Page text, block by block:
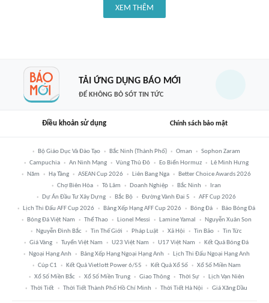
XEM THÊM
TẢI ỨNG DỤNG BÁO MỚI
ĐỂ KHÔNG BỎ SÓT TIN TỨC
Điều khoản sử dụng Chính sách bảo mật
Bộ Giáo Dục Và Đào Tạo Bắc Ninh (thành Phố) Oman
Sophon Zaram
Campuchia
An Ninh Mạng Vùng Thủ Đô Eo Biển Hormuz
Lê Minh Hưng
Năm
Hạ Tầng ASEAN Cup 2026 Liên Bang Nga
Better Choice Awards 2026
Chợ Biên Hòa
Tô Lâm Doanh Nghiệp Bắc Ninh
Iran
Dự Án Đầu Tư Xây Dựng
Bắc Bộ Đường Vành Đai 5
AFF Cup 2026
Lịch Thi Đấu AFF Cup 2026
Bảng Xếp Hạng AFF Cup 2026 Bóng Đá
Báo Bóng Đá
Bóng Đá Việt Nam
Thể Thao Lionel Messi Lamine Yamal
Nguyễn Xuân Son
Nguyễn Đình Bắc
Tin Thế Giới Pháp Luật Xã Hội Tin Bão
Tin Tức
Giá Vàng
Tuyển Việt Nam U23 Việt Nam U17 Việt Nam
Kết Quả Bóng Đá
Ngoại Hạng Anh
Bảng Xếp Hạng Ngoại Hạng Anh
Lịch Thi Đấu Ngoại Hạng Anh
Cúp C1
Kết Quả Vietlott Power 6/55 Kết Quả Xổ Số
Xổ Số Miền Nam
Xổ Số Miền Bắc
Xổ Số Miền Trung Giao Thông Thời Sự
Lịch Vạn Niên
Thời Tiết
Thời Tiết Thành Phố Hồ Chí Minh Thời Tiết Hà Nội Giá Xăng Dầu